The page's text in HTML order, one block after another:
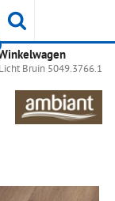
Whatsapp
Bruin 5049.3766.19